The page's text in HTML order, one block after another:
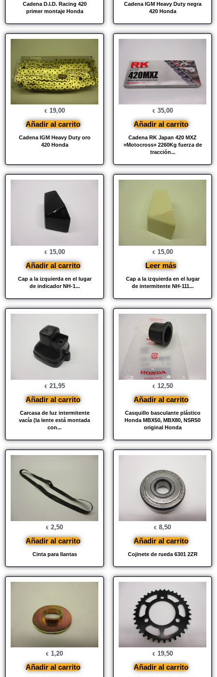
Cadena D.I.D. Racing 420
primer montaje Honda
Cadena IGM Heavy Duty negra
420 Honda
Cadena IGM Heavy Duty oro
420 Honda
€ 19,00
Añadir al carrito
Cadena RK Japan 420 MXZ
»Motocross» 2260Kg fuerza de
tracción...
€ 35,00
Añadir al carrito
Cap a la izquierda en el lugar
de indicador NH-1...
€ 15,00
Añadir al carrito
Cap a la izquierda en el lugar
de intermitente NH-111...
€ 15,00
Leer más
Carcasa de luz intermitente
vacía (la lente está montada
con...
€ 21,95
Añadir al carrito
Casquillo basculante plástico
Honda MBX50, MBX80, NSR50
original Honda
€ 12,50
Añadir al carrito
Cinta para llantas
€ 2,50
Añadir al carrito
Cojinete de rueda 6301 2ZR
€ 8,50
Añadir al carrito
€ 1,20
Añadir al carrito
€ 19,50
Añadir al carrito